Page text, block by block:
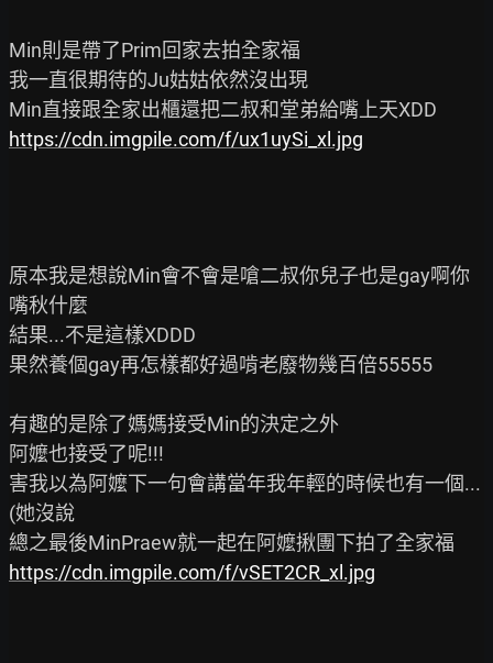
Min則是帶了Prim回家去拍全家福
我一直很期待的Ju姑姑依然沒出現
https://cdn.imgpile.com/f/ux1uySi_xl.jpg
原本我是想說Min會不會是嗆二叔你兒子也是gay啊你
嘴秋什麼
結果...不是這樣XDDD
果然養個gay再怎樣都好過啃老廢物幾百倍55555
有趣的是除了媽媽接受Min的決定之外
阿嬤也接受了呢!!!
害我以為阿嬤下一句會講當年我年輕的時候也有一個...
(她沒說
https://cdn.imgpile.com/f/vSET2CR_xl.jpg